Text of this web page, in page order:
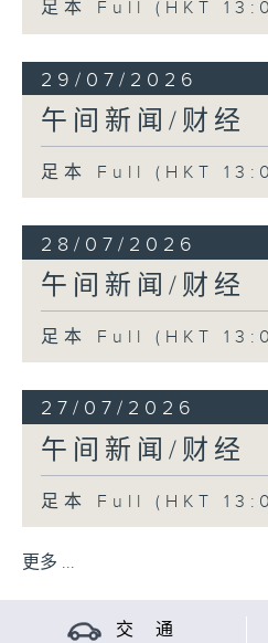
足本 Full (HKT
29/07/2026
午间新闻/财经
足本 Full (HKT
28/07/2026
午间新闻/财经
足本 Full (HKT
27/07/2026
午间新闻/财经
足本 Full (HKT
更多 ...
交 通